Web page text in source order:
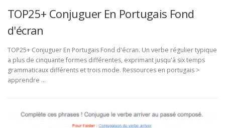
TOP25+ Conjuguer En Portugais Fond
d'écran
TOP25+ Conjuguer En Portugais Fond d'écran. Un verbe régulier typique
a plus de cinquante formes différentes, exprimant jusqu'à six temps
grammaticaux différents et trois mode. Ressources en portugais >
apprendre …